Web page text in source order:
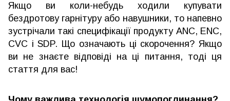
Якщо ви коли-небудь ходили купувати
бездротову гарнітуру або навушники, то напевно
зустрічали такі специфікації продукту ANC, ENC,
CVC і SDP. Що означають ці скорочення? Якщо
ви не знаєте відповіді на ці питання, тоді ця
стаття для вас!